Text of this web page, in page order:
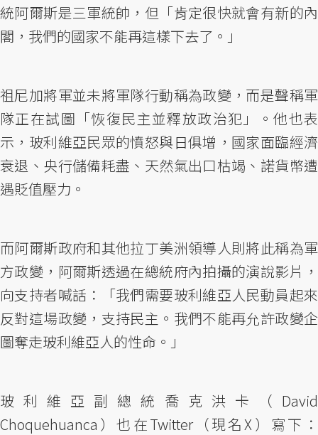
統阿爾斯是三軍統帥，但「肯定很快就會有新的內
閣，我們的國家不能再這樣下去了。」
祖尼加將軍並未將軍隊行動稱為政變，而是聲稱軍
隊正在試圖「恢復民主並釋放政治犯」。他也表
示，玻利維亞民眾的憤怒與日俱增，國家面臨經濟
衰退、央行儲備耗盡、天然氣出口枯竭、諾貨幣遭
遇貶值壓力。
而阿爾斯政府和其他拉丁美洲領導人則將此稱為軍
方政變，阿爾斯透過在總統府內拍攝的演說影片，
向支持者喊話：「我們需要玻利維亞人民動員起來
反對這場政變，支持民主。我們不能再允許政變企
圖奪走玻利維亞人的性命。」
玻利維亞副總統喬克洪卡（David
Choquehuanca）也在Twitter（現名X）寫下：